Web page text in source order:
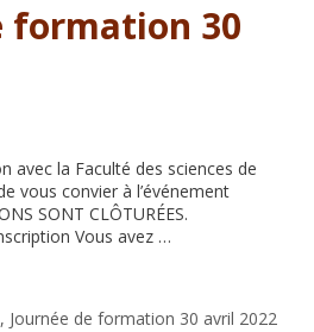
formation 30
avec la Faculté des sciences de
vous convier à l’événement
SONT CLÔTURÉES.
Vous avez …
, Journée de formation 30 avril 2022